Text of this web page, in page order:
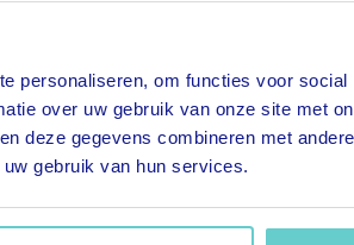
personaliseren, om functies voor
over uw gebruik van onze site met
deze gegevens combineren met
gebruik van hun services.
is not a
function